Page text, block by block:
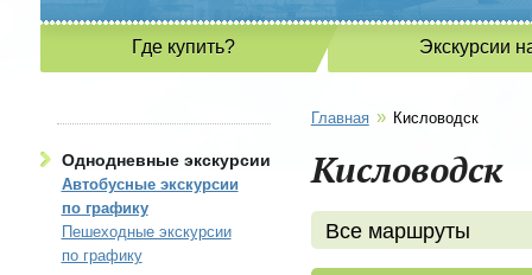
Где купить? Экскурсии
Однодневные экскурсии
Автобусные экскурсии
по графику
Пешеходные экскурсии
по графику
Главная » Кисловодск
Кисловодск
Все маршруты